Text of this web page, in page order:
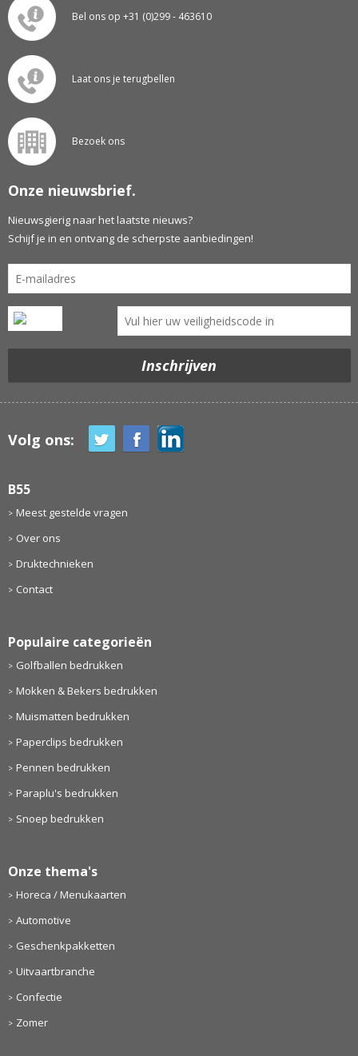
Bel ons op +31 (0)299 - 463610
Laat ons je terugbellen
Bezoek ons
Onze nieuwsbrief.
Nieuwsgierig naar het laatste nieuws?
Schijf je in en ontvang de scherpste aanbiedingen!
Volg ons:
B55
Meest gestelde vragen
Over ons
Druktechnieken
Contact
Populaire categorieën
Golfballen bedrukken
Mokken & Bekers bedrukken
Muismatten bedrukken
Paperclips bedrukken
Pennen bedrukken
Paraplu's bedrukken
Snoep bedrukken
Onze thema's
Horeca / Menukaarten
Automotive
Geschenkpakketten
Uitvaartbranche
Confectie
Zomer